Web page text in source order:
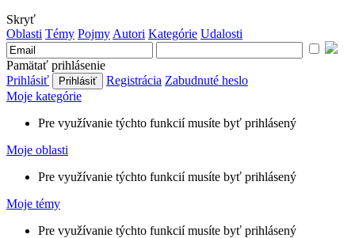
Skryť
Oblasti Témy Pojmy Autori Kategórie Udalosti
Pamätať prihlásenie
Prihlásiť
Registrácia Zabudnuté heslo
Moje kategórie
Pre využívanie týchto funkcií musíte byť prihlásený
Moje oblasti
Pre využívanie týchto funkcií musíte byť prihlásený
Moje témy
Pre využívanie týchto funkcií musíte byť prihlásený